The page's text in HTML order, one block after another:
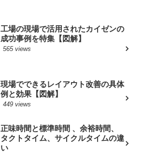
工場の現場で活用されたカイゼンの
成功事例を特集【図解】
565 views
現場でできるレイアウト改善の具体
例と効果【図解】
449 views
正味時間と標準時間 、余裕時間、
タクトタイム、サイクルタイムの違
い